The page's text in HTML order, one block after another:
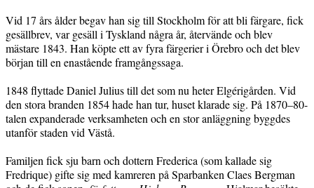
Vid 17 årsålder begav han sig till Stockholm för att bli färgare, fick
gesällbrev, var gesäll i Tyskland några år, återvände och blev
mästare 1843. Han köpte ett av fyra färgerier i Örebro och det blev
början till en enastående framgångssaga.
1848 flyttade Daniel Julius till det som nu heter Elgérigården. Vid
den stora branden 1854 hade han tur, huset klarade sig. På 1870–80-
talen expanderade verksamheten och en stor anläggning byggdes
utanför staden vid Västå.
Familjen fick sju barn och dottern Frederica (som kallade sig
Fredrique) gifte sig med kamreren på Sparbanken Claes Bergman